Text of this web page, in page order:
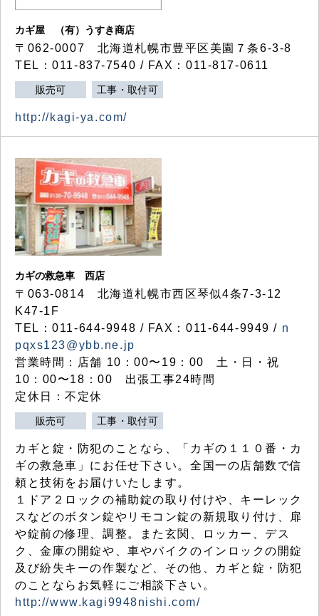
カギ屋 （有）うすき商店
〒062-0007 北海道札幌市豊平区美園７条6-3-8
TEL：011-837-7540 / FAX：011-817-0611
販売可 工事・取付可
http://kagi-ya.com/
カギの救急車 西店
〒063-0814 北海道札幌市西区琴似4条7-3-12
K47-1F
TEL：011-644-9948 / FAX：011-644-9949 / n
pqxs123@ybb.ne.jp
営業時間：店舗 10：00〜19：00 土・日・祝
10：00〜18：00 出張工事24時間
定休日：不定休
販売可 工事・取付可
カギと錠・防犯のことなら、「カギの１１０番・カ
ギの救急車」にお任せ下さい。全国一の店舗数で信
頼と技術をお届けいたします。
１ドア２ロックの補助錠の取り付けや、キーレック
スなどのボタン錠やリモコン錠の新規取り付け、扉
や錠前の修理、調整。また玄関、ロッカー、デス
ク、金庫の開錠や、車やバイクのインロックの開錠
及び紛失キーの作製など、その他、カギと錠・防犯
のことならお気軽にご相談下さい。
http://www.kagi9948nishi.com/